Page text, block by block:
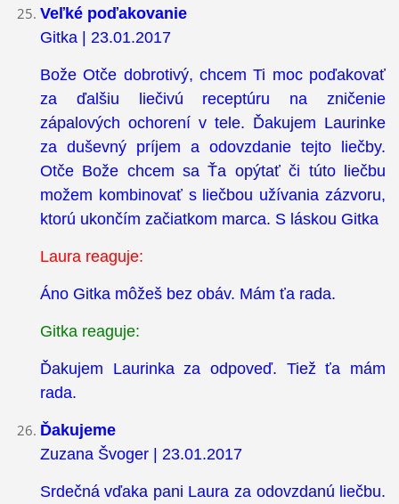
Veľké poďakovanie
Gitka | 23.01.2017
Bože Otče dobrotivý, chcem Ti moc poďakovať
za ďalšiu liečivú receptúru na zničenie
zápalových ochorení v tele. Ďakujem Laurinke
za duševný príjem a odovzdanie tejto liečby.
Otče Bože chcem sa Ťa opýtať či túto liečbu
možem kombinovať s liečbou užívania zázvoru,
ktorú ukončím začiatkom marca. S láskou Gitka
Laura reaguje:
Áno Gitka môžeš bez obáv. Mám ťa rada.
Gitka reaguje:
Ďakujem Laurinka za odpoveď. Tiež ťa mám
rada.
Ďakujeme
Zuzana Švoger | 23.01.2017
Srdečná vďaka pani Laura za odovzdanú liečbu.